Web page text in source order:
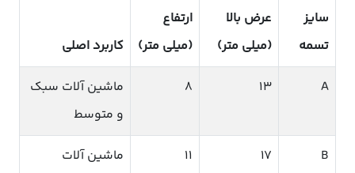
سایز
تسمه
عرض بالا
(میلی متر)
ارتفاع
(میلی متر)
کاربرد اصلی
A
13
8
ماشین آلات سبک
و متوسط
B
17
11
ماشین آلات